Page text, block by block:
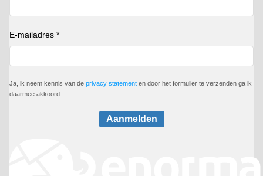
E-mailadres *
Ja, ik neem kennis van de privacy statement en door het formulier te verzenden ga ik
daarmee akkoord
Aanmelden